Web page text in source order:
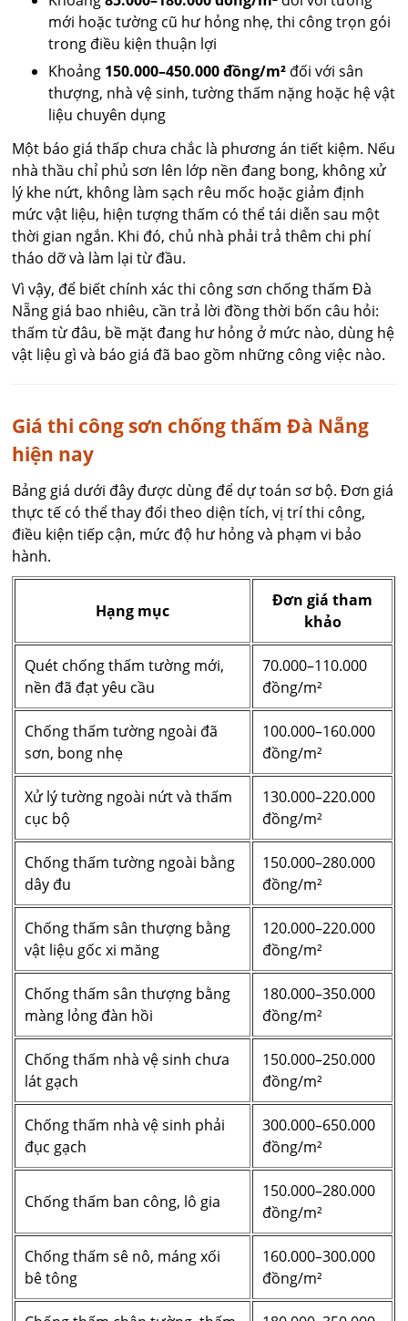
mới hoặc tường cũ hư hỏng nhẹ, thi công trọn gói
trong điều kiện thuận lợi
Khoảng 150.000–450.000 đồng/m² đối với sân
thượng, nhà vệ sinh, tường thấm nặng hoặc hệ vật
liệu chuyên dụng
Một báo giá thấp chưa chắc là phương án tiết kiệm. Nếu
nhà thầu chỉ phủ sơn lên lớp nền đang bong, không xử
lý khe nứt, không làm sạch rêu mốc hoặc giảm định
mức vật liệu, hiện tượng thấm có thể tái diễn sau một
thời gian ngắn. Khi đó, chủ nhà phải trả thêm chi phí
tháo dỡ và làm lại từ đầu.
Vì vậy, để biết chính xác thi công sơn chống thấm Đà
Nẵng giá bao nhiêu, cần trả lời đồng thời bốn câu hỏi:
thấm từ đâu, bề mặt đang hư hỏng ở mức nào, dùng hệ
vật liệu gì và báo giá đã bao gồm những công việc nào.
Giá thi công sơn chống thấm Đà Nẵng
hiện nay
Bảng giá dưới đây được dùng để dự toán sơ bộ. Đơn giá
thực tế có thể thay đổi theo diện tích, vị trí thi công,
điều kiện tiếp cận, mức độ hư hỏng và phạm vi bảo
hành.
Hạng mục
Đơn giá tham
khảo
Quét chống thấm tường mới,
nền đã đạt yêu cầu
70.000–110.000
đồng/m²
Chống thấm tường ngoài đã
sơn, bong nhẹ
100.000–160.000
đồng/m²
Xử lý tường ngoài nứt và thấm
cục bộ
130.000–220.000
đồng/m²
Chống thấm tường ngoài bằng
dây đu
150.000–280.000
đồng/m²
Chống thấm sân thượng bằng
vật liệu gốc xi măng
120.000–220.000
đồng/m²
Chống thấm sân thượng bằng
màng lỏng đàn hồi
180.000–350.000
đồng/m²
Chống thấm nhà vệ sinh chưa
lát gạch
150.000–250.000
đồng/m²
Chống thấm nhà vệ sinh phải
đục gạch
300.000–650.000
đồng/m²
Chống thấm ban công, lô gia
150.000–280.000
đồng/m²
Chống thấm sê nô, máng xối
bê tông
160.000–300.000
đồng/m²